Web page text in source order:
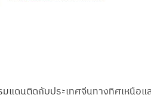
แดนติดกับประเทศจีนทางทิศเหนือ